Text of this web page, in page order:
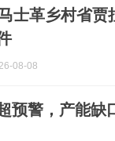
士革乡村省贾
08-08
预警，产能缺